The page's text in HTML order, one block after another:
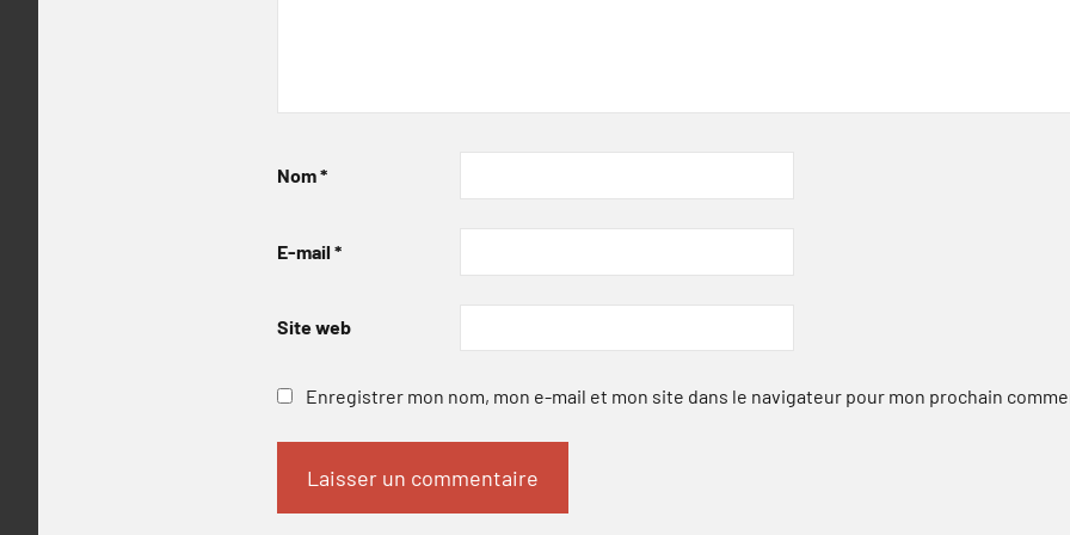
Nom*
E-mail *
Site web
Enregistrer mon nom, mon e-mail et mon site dans le navigateur pour mon prochain